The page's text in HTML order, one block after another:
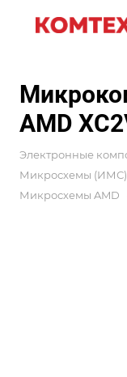
AMD
Электронные
Микросхемы (ИМС)
Микросхемы AMD